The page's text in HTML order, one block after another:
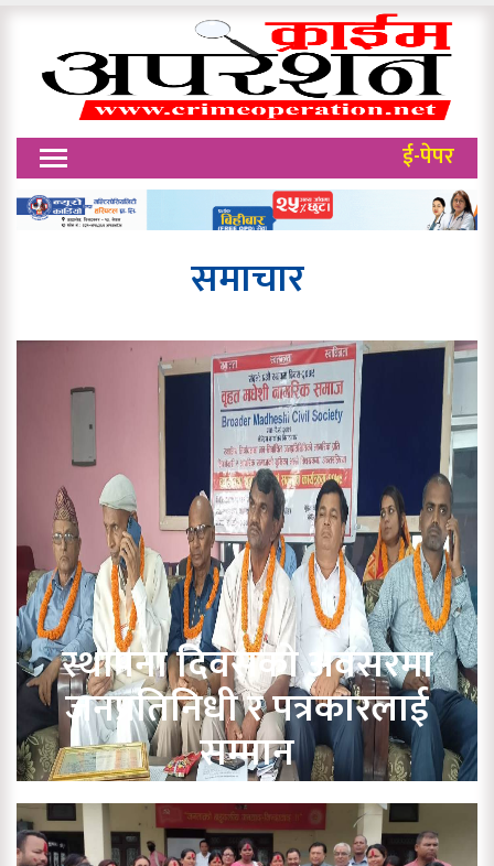
ई-पेपर
समाचार
स्थापना दिवसको अवसरमा
जनप्रतिनिधी र पत्रकारलाई
सम्मान